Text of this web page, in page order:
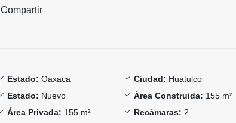
Compartir
Estado: Oaxaca Ciudad: Huatulco
Estado: Nuevo Área Construida: 155 m²
Área Privada: 155 m² Recámaras: 2